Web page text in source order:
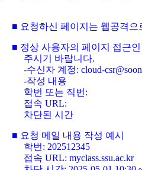
■ 요청하신 페이지는 웹공격
■ 정상 사용자의 페이지 접근
주시기 바랍니다.
-수신자 계정: cloud-
-작성 내용
학번 또는 직번:
접속 URL:
차단된 시간
■ 요청 메일 내용 작성 예시
학번: 202512345
접속 URL: myclass.ssu.ac.kr